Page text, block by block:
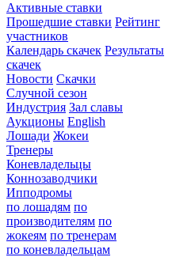
Активные ставки
Прошедшие ставки Рейтинг
участников
Календарь скачек Результаты
скачек
Новости Скачки
Случной сезон
Индустрия Зал славы
Аукционы English
Лошади Жокеи
Тренеры
Коневладельцы
Коннозаводчики
Ипподромы
по лошадям по
производителям по
жокеям по тренерам
по коневладельцам